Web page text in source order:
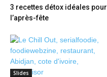
3 recettes détox idéales pour
l’après-fête
Slides